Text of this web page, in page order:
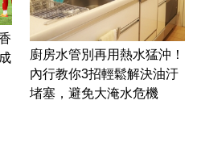
廚房水管別再用熱水猛沖！
內行教你3招輕鬆解決油汙
堵塞，避免大淹水危機